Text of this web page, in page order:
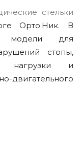
стельки
Орто.Ник. В
модели для
стопы,
нагрузки и
двигательного